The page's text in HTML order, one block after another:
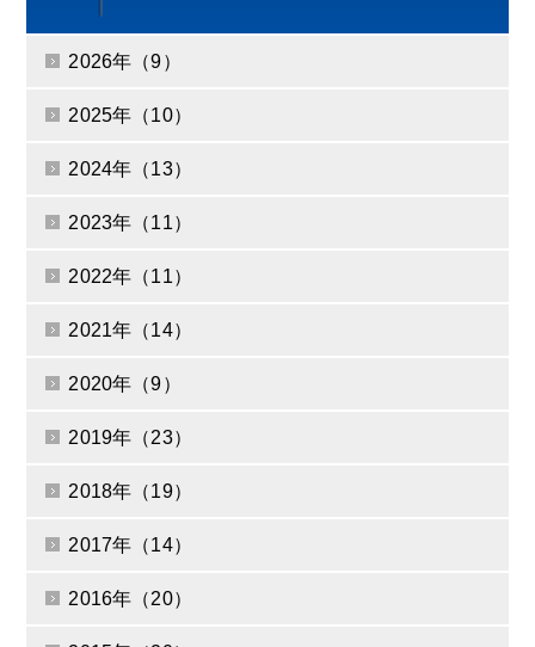
2026年（9）
2025年（10）
2024年（13）
2023年（11）
2022年（11）
2021年（14）
2020年（9）
2019年（23）
2018年（19）
2017年（14）
2016年（20）